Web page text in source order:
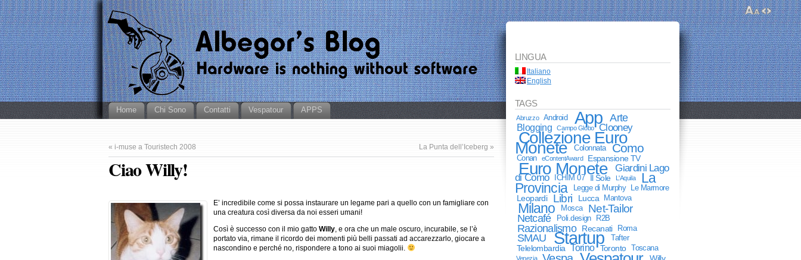
Home Chi Sono Contatti Vespatour APPS
« i-muse a Touristech 2008 La Punta dell’Iceberg »
Ciao Willy!
E’ incredibile come si possa instaurare un legame pari a quello con un famigliare con
una creatura così diversa da noi esseri umani!
Così è successo con il mio gatto Willy, e ora che un male oscuro, incurabile, se l’è
portato via, rimane il ricordo dei momenti più belli passati ad accarezzarlo, giocare a
nascondino e perché no, rispondere a tono ai suoi miagolii.
LINGUA
Italiano
English
TAGS
Abruzzo Android App Arte
Blogging Campo Globo Clooney
Collezione Euro
Monete Colonnata Como
Conan eContentAward Espansione TV
Euro Monete
Giardini Lago
di Como
ICHIM 07 Il Sole L'Aquila La
Provincia Legge di Murphy Le Marmore
Leopardi Libri Lucca Mantova
Milano Mosca Net-Tailor
Netcafé Poli.design R2B
Razionalismo Recanati Roma
SMAU Startup Tafter
Telelombardia Torino Toronto Toscana
Venezia